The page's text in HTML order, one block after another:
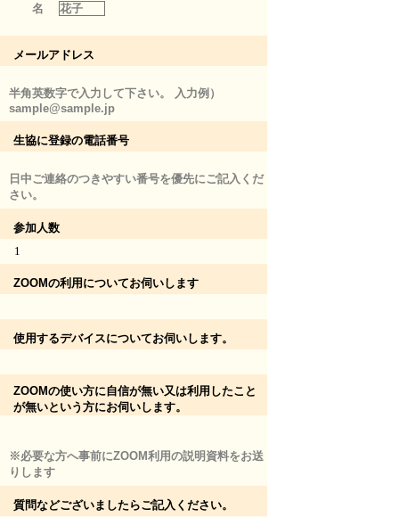
名
花子
メールアドレス
半角英数字で入力して下さい。 入力例）
sample@sample.jp
生協に登録の電話番号
日中ご連絡のつきやすい番号を優先にご記入くだ
さい。
参加人数
1
ZOOMの利用についてお伺いします
使用するデバイスについてお伺いします。
ZOOMの使い方に自信が無い又は利用したこと
が無いという方にお伺いします。
※必要な方へ事前にZOOM利用の説明資料をお送
りします
質問などございましたらご記入ください。